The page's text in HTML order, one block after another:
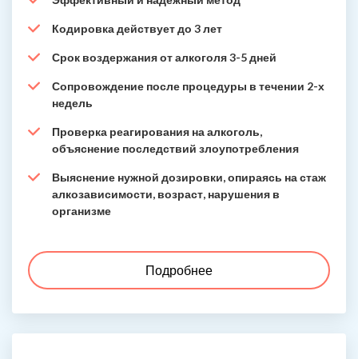
Кодировка действует до 3 лет
Срок воздержания от алкоголя 3-5 дней
Сопровождение после процедуры в течении 2-х
недель
Проверка реагирования на алкоголь,
объяснение последствий злоупотребления
Выяснение нужной дозировки, опираясь на стаж
алкозависимости, возраст, нарушения в
организме
Подробнее